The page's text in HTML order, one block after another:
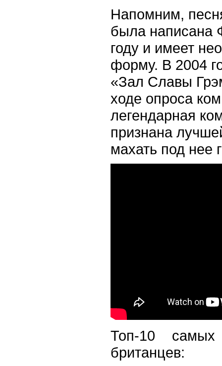
Напомним,
была написана
году и имеет
форму. В 2004
«Зал Славы
ходе опроса
легендарная
признана
махать под нее
Топ-10
британцев: